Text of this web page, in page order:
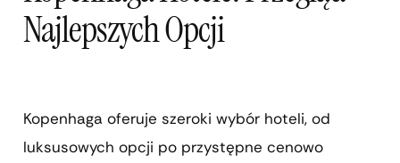
Najlepszych Opcji
Kopenhaga oferuje szeroki wybór hoteli, od
luksusowych opcji po przystępne cenowo